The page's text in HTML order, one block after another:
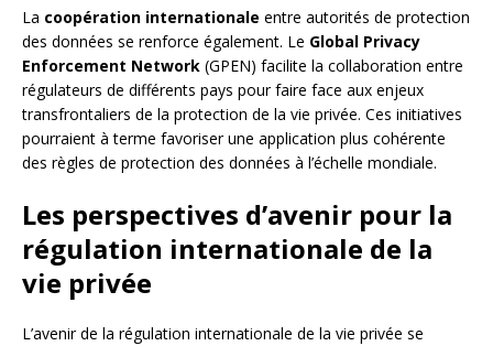
La coopération internationale entre autorités de protection
des données se renforce également. Le Global Privacy
Enforcement Network (GPEN) facilite la collaboration entre
régulateurs de différents pays pour faire face aux enjeux
transfrontaliers de la protection de la vie privée. Ces initiatives
pourraient à terme favoriser une application plus cohérente
des règles de protection des données à l’échelle mondiale.
Les perspectives d’avenir pour la
régulation internationale de la
vie privée
L’avenir de la régulation internationale de la vie privée se